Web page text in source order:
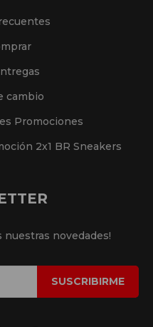
cambio
Promociones
2x1 BR Sneakers
nuestras novedades!
SUSCRIBIRME